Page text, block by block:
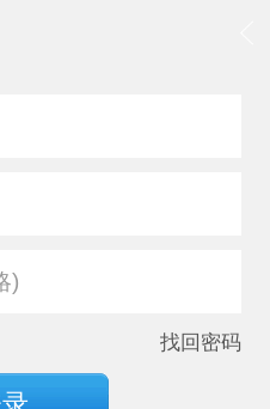
)
找回密码